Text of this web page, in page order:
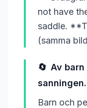
not have
saddle.
(samma
🔄 Av
sanningen.
Barn och